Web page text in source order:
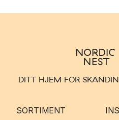
DITT HJEM FOR
SORTIMENT